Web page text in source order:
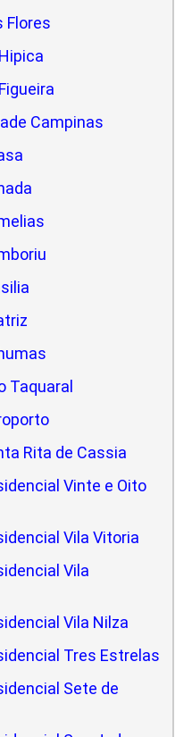
Flores
Campinas
Taquaral
Rita de Cassia
Vinte e Oito
Vila Vitoria
Vila
Vila Nilza
Tres Estrelas
Sete de